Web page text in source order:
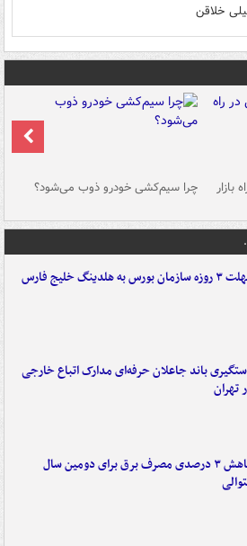
خلاقن
چرا سیم‌کشی خودرو ذوب می‌شود؟
بورس به هلدینگ خلیج فارس
باند جاعلان حرفه‌ای مدارک اتباع خارجی
تهران
کاهش ۳ درصدی مصرف برق برای دومین سال